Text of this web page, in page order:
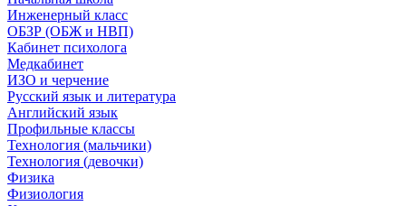
Инженерный класс
ОБЗР (ОБЖ и НВП)
Кабинет психолога
Медкабинет
ИЗО и черчение
Русский язык и литература
Английский язык
Профильные классы
Технология (мальчики)
Технология (девочки)
Физика
Физиология